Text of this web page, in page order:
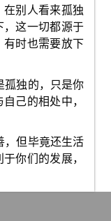
别人看来孤独
，这一切都源于
有时也需要放下
孤独的，只是你
己的相处中，
，但毕竟还生活
你们的发展，